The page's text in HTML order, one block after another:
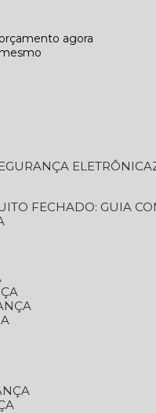
agora
mesmo
SEGURANÇA ELETRÔNICA
FECHADO: GUIA